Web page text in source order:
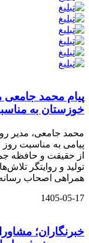
پیام محمد
خوزستان به
محمد جامعی، مدیر
پیامی به مناسبت روز
از حقیقت و حافظه
تولید و روایتگر
همراهی اصحاب
1405-05-17
خبرنگاران؛